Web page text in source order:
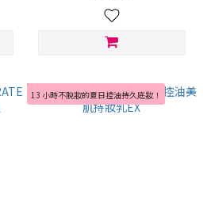
13 小時不脫妝的夏日控油持久底妝！